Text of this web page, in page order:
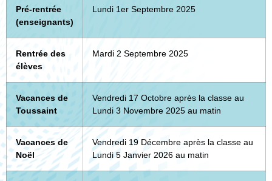
Pré-rentrée
(enseignants)
Lundi 1er Septembre 2025
Rentrée des
élèves
Mardi 2 Septembre 2025
Vacances de
Toussaint
Vendredi 17 Octobre après la classe au
Lundi 3 Novembre 2025 au matin
Vacances de
Noël
Vendredi 19 Décembre après la classe au
Lundi 5 Janvier 2026 au matin